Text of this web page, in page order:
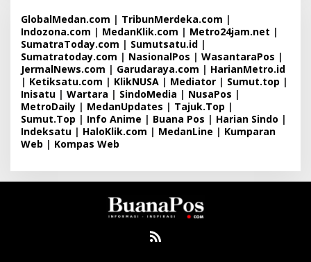
GlobalMedan.com | TribunMerdeka.com |
Indozona.com | MedanKlik.com | Metro24jam.net |
SumatraToday.com | Sumutsatu.id |
Sumatratoday.com | NasionalPos | WasantaraPos |
JermalNews.com | Garudaraya.com | HarianMetro.id
| Ketiksatu.com | KlikNUSA | Mediator | Sumut.top |
Inisatu | Wartara | SindoMedia | NusaPos |
MetroDaily | MedanUpdates | Tajuk.Top |
Sumut.Top | Info Anime | Buana Pos | Harian Sindo |
Indeksatu | HaloKlik.com | MedanLine | Kumparan
Web | Kompas Web